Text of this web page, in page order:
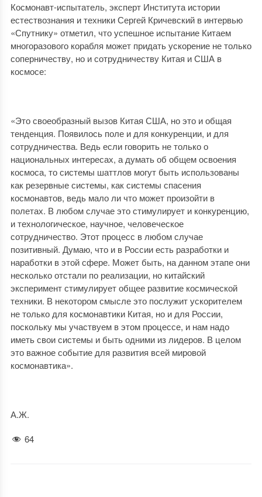
Космонавт-испытатель, эксперт Института истории
естествознания и техники Сергей Кричевский в интервью
«Спутнику» отметил, что успешное испытание Китаем
многоразового корабля может придать ускорение не только
соперничеству, но и сотрудничеству Китая и США в
космосе:
«Это своеобразный вызов Китая США, но это и общая
тенденция. Появилось поле и для конкуренции, и для
сотрудничества. Ведь если говорить не только о
национальных интересах, а думать об общем освоения
космоса, то системы шаттлов могут быть использованы
как резервные системы, как системы спасения
космонавтов, ведь мало ли что может произойти в
полетах. В любом случае это стимулирует и конкуренцию,
и технологическое, научное, человеческое
сотрудничество. Этот процесс в любом случае
позитивный. Думаю, что и в России есть разработки и
наработки в этой сфере. Может быть, на данном этапе они
несколько отстали по реализации, но китайский
эксперимент стимулирует общее развитие космической
техники. В некотором смысле это послужит ускорителем
не только для космонавтики Китая, но и для России,
поскольку мы участвуем в этом процессе, и нам надо
иметь свои системы и быть одними из лидеров. В целом
это важное событие для развития всей мировой
космонавтика».
А.Ж.
64